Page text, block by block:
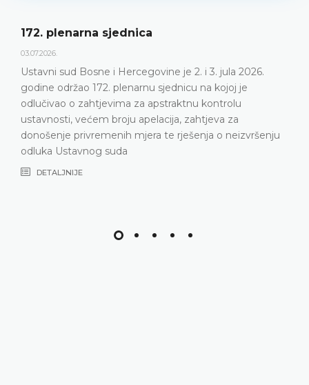
172. plenarna sjednica
03.07.2026.
Ustavni sud Bosne i Hercegovine je 2. i 3. jula 2026.
godine održao 172. plenarnu sjednicu na kojoj je
odlučivao o zahtjevima za apstraktnu kontrolu
ustavnosti, većem broju apelacija, zahtjeva za
donošenje privremenih mjera te rješenja o neizvršenju
odluka Ustavnog suda
DETALJNIJE